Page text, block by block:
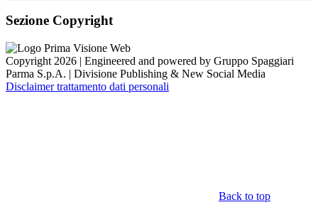
Sezione Copyright
Copyright 2026 | Engineered and powered by Gruppo Spaggiari
Parma S.p.A. | Divisione Publishing & New Social Media
Disclaimer trattamento dati personali
Back to top